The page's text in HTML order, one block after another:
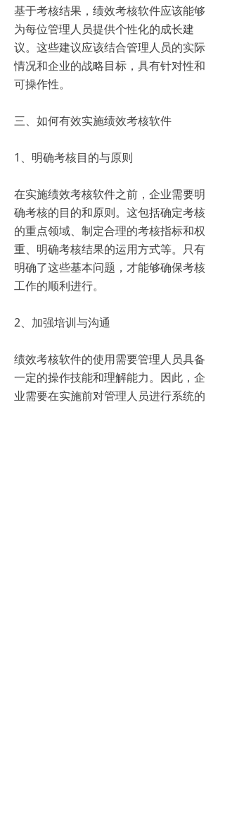
基于考核结果，绩效考核软件应该能够
为每位管理人员提供个性化的成长建
议。这些建议应该结合管理人员的实际
情况和企业的战略目标，具有针对性和
可操作性。
三、如何有效实施绩效考核软件
1、明确考核目的与原则
在实施绩效考核软件之前，企业需要明
确考核的目的和原则。这包括确定考核
的重点领域、制定合理的考核指标和权
重、明确考核结果的运用方式等。只有
明确了这些基本问题，才能够确保考核
工作的顺利进行。
2、加强培训与沟通
绩效考核软件的使用需要管理人员具备
一定的操作技能和理解能力。因此，企
业需要在实施前对管理人员进行系统的